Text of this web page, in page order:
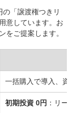
「譲渡権つきリ
意しています。お
をご提案します。
一括購入で導入、資
初期投資 0円 ：リ